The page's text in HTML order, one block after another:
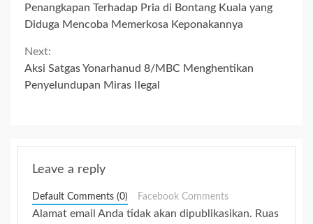
Reading
Penangkapan Terhadap Pria di Bontang Kuala yang
Diduga Mencoba Memerkosa Keponakannya
Next:
Aksi Satgas Yonarhanud 8/MBC Menghentikan
Penyelundupan Miras Ilegal
Leave a reply
Default Comments (0) Facebook Comments
Alamat email Anda tidak akan dipublikasikan. Ruas